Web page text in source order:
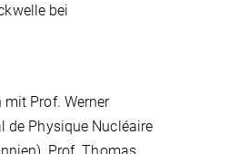
bei
mit Prof. Werner
de Physique Nucléaire